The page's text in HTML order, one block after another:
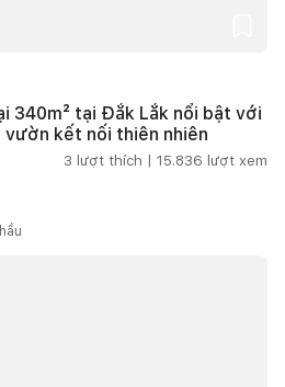
340m² tại Đắk Lắk nổi bật với
kết nối thiên nhiên
3 lượt thích | 15.836 lượt xem